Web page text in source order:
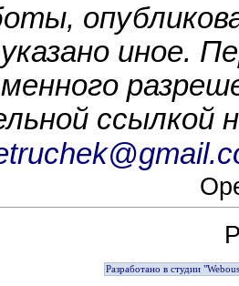
иное.
ссылкой
Разработано в студии